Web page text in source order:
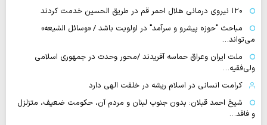
۱۲۰ نیروی درمانی هلال احمر قم در طریق الحسین خدمت کردند
مباحث "حوزه پیشرو و سرآمد" در اولویت باشد / «وسائل الشیعه»
می‌تواند…
ملت ایران وعراق حماسه آفریدند /محور وحدت در جمهوری اسلامی
ولی‌فقیه…
کرامت انسانی در اسلام ریشه در خلقت الهی دارد
شیخ احمد قبلان: بدون جنوب لبنان و مردم آن، حکومت ضعیف، متزلزل
و فاقد…